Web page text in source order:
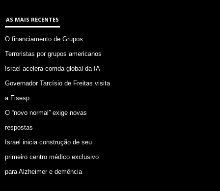
AS MAIS RECENTES
O financiamento de Grupos
Terroristas por grupos americanos
Israel acelera corrida global da IA
Governador Tarcísio de Freitas visita
a Fisesp
O “novo normal” exige novas
respostas
Israel inicia construção de seu
primeiro centro médico exclusivo
para Alzheimer e demência